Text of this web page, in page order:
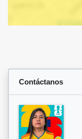
Contáctanos